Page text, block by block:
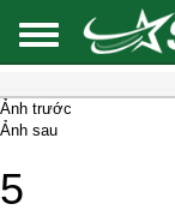
Ảnh trước
Ảnh sau
5